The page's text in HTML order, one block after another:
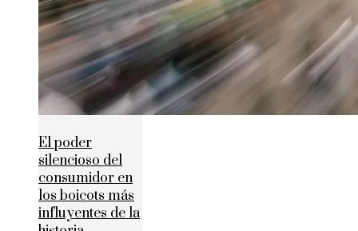
El poder
silencioso del
consumidor en
los boicots más
influyentes de la